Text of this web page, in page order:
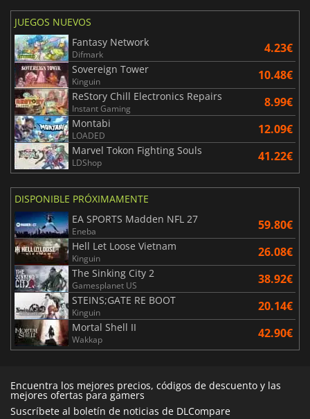
JUEGOS NUEVOS
Fantasy Network
Difmark 4.23€
Sovereign Tower
Kinguin 10.48€
ReStory Chill Electronics Repairs
Instant Gaming 8.99€
Montabi
LOADED 12.09€
Marvel Tokon Fighting Souls
LDShop 41.22€
DISPONIBLE PRÓXIMAMENTE
EA SPORTS Madden NFL 27
Eneba 59.80€
Hell Let Loose Vietnam
Kinguin 26.08€
The Sinking City 2
Gamesplanet US 38.92€
STEINS;GATE RE BOOT
Kinguin 20.14€
Mortal Shell II
Wakkap 42.90€
Encuentra los mejores precios, códigos de descuento y las
mejores ofertas para gamers
Suscríbete al boletín de noticias de DLCompare